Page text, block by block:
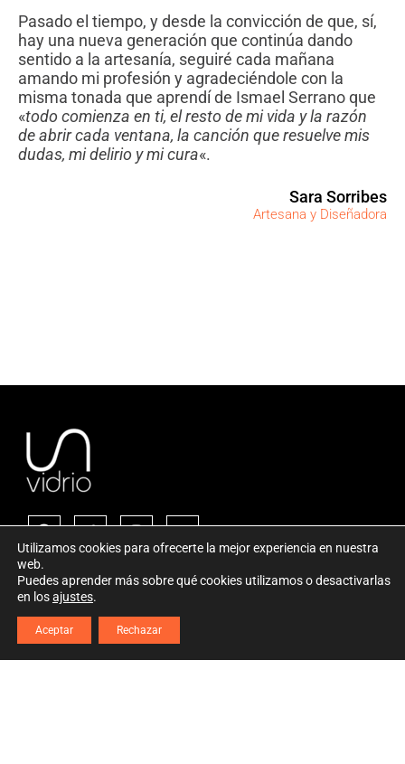
Pasado el tiempo, y desde la convicción de que, sí,
hay una nueva generación que continúa dando
sentido a la artesanía, seguiré cada mañana
amando mi profesión y agradeciéndole con la
misma tonada que aprendí de Ismael Serrano que
«todo comienza en ti, el resto de mi vida y la razón
de abrir cada ventana, la canción que resuelve mis
dudas, mi delirio y mi cura«.
Sara Sorribes
Artesana y Diseñadora
CONDICIONES LEGALES
Aviso Legal
Utilizamos cookies para ofrecerte la mejor experiencia en nuestra
web.
Puedes aprender más sobre qué cookies utilizamos o desactivarlas
en losajustes.
Aceptar Rechazar